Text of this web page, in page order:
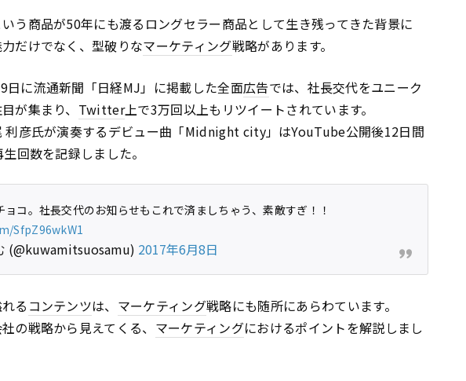
いう商品が50年にも渡るロングセラー商品として生き残ってきた背景に
だけでなく、型破りなマーケティング戦略があります。
日に流通新聞「日経MJ」に掲載した全面広告では、社長交代をユニーク
が集まり、 Twitter上で3万回以上もリツイートされています。
利彦氏が演奏するデビュー曲「Midnight city」はYouTube公開後12日間
回数を記録しました。
ョコ。社長交代のお知らせもこれで済ましちゃう、素敵すぎ！！
SfpZ96wkW1
(@kuwamitsuosamu) 2017年6月8日
る コンテンツは、 マーケティング戦略にも随所にあらわています。
の戦略から見えてくる、 マーケティングにおけるポイントを解説しまし